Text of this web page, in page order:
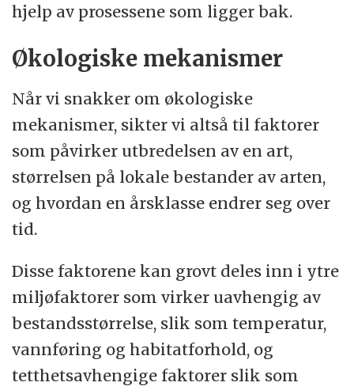
hjelp av prosessene som ligger bak.
Økologiske mekanismer
Når vi snakker om økologiske
mekanismer, sikter vi altså til faktorer
som påvirker utbredelsen av en art,
størrelsen på lokale bestander av arten,
og hvordan en årsklasse endrer seg over
tid.
Disse faktorene kan grovt deles inn i ytre
miljøfaktorer som virker uavhengig av
bestandsstørrelse, slik som temperatur,
vannføring og habitatforhold, og
tetthetsavhengige faktorer slik som